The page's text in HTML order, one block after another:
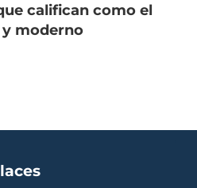
califican como el
moderno